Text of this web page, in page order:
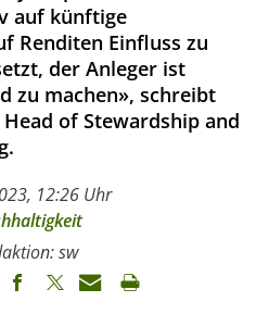
auf künftige
Renditen Einfluss zu
der Anleger ist
zu machen», schreibt
Head of Stewardship and
12:26 Uhr
sw